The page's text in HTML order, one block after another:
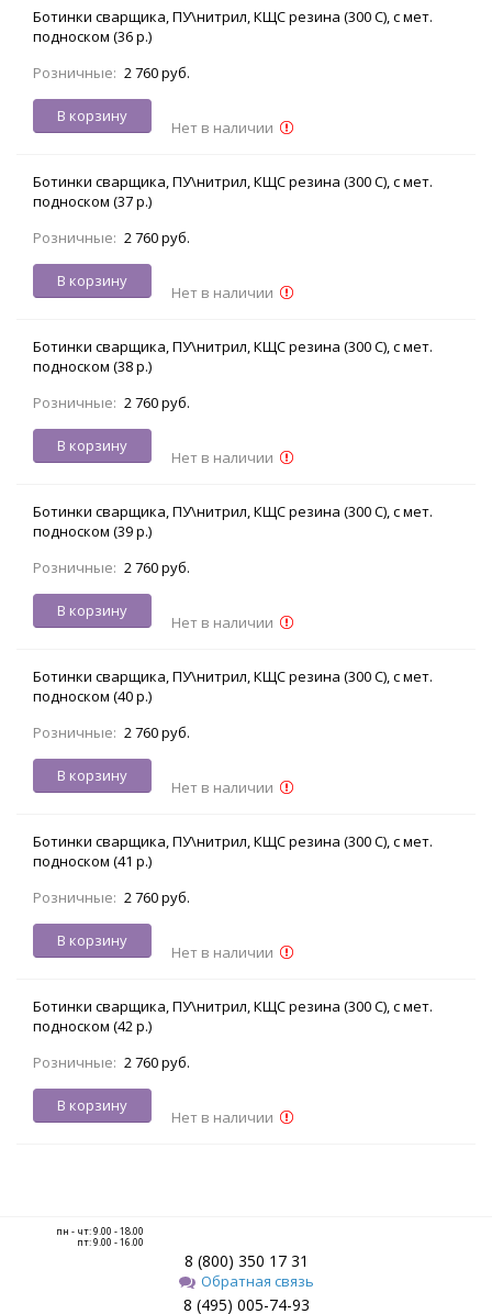
Ботинки сварщика, ПУ\нитрил, КЩС резина (300 С), с мет.
подноском (36 р.)
Розничные: 2 760 руб.
В корзину
Нет в наличии
Ботинки сварщика, ПУ\нитрил, КЩС резина (300 С), с мет.
подноском (37 р.)
Розничные: 2 760 руб.
В корзину
Нет в наличии
Ботинки сварщика, ПУ\нитрил, КЩС резина (300 С), с мет.
подноском (38 р.)
Розничные: 2 760 руб.
В корзину
Нет в наличии
Ботинки сварщика, ПУ\нитрил, КЩС резина (300 С), с мет.
подноском (39 р.)
Розничные: 2 760 руб.
В корзину
Нет в наличии
Ботинки сварщика, ПУ\нитрил, КЩС резина (300 С), с мет.
подноском (40 р.)
Розничные: 2 760 руб.
В корзину
Нет в наличии
Ботинки сварщика, ПУ\нитрил, КЩС резина (300 С), с мет.
подноском (41 р.)
Розничные: 2 760 руб.
В корзину
Нет в наличии
Ботинки сварщика, ПУ\нитрил, КЩС резина (300 С), с мет.
подноском (42 р.)
Розничные: 2 760 руб.
В корзину
Нет в наличии
пн - чт: 9.00 - 18.00
пт: 9.00 - 16.00
8 (800) 350 17 31
Обратная связь
8 (495) 005-74-93